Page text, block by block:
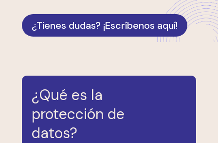
¿Tienes dudas? ¡Escríbenos aquí!
¿Qué es la
protección de
datos?